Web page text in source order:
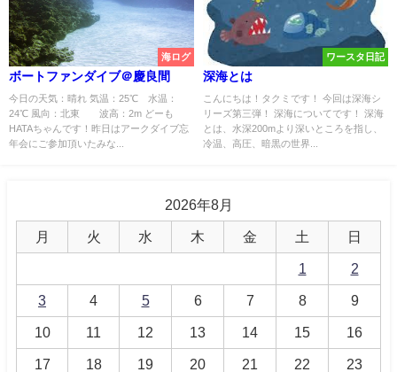
海ログ
ボートファンダイブ＠慶良間
今日の天気：晴れ 気温：25℃ 水温：
24℃ 風向：北東 波高：2m どーも
HATAちゃんです！昨日はアークダイブ忘
年会にご参加頂いたみな...
ワースタ日記
深海とは
こんにちは！タクミです！ 今回は深海シ
リーズ第三弾！ 深海についてです！ 深海
とは、水深200mより深いところを指し、
冷温、高圧、暗黒の世界...
2026年8月
月 火 水 木 金 土 日
1 2
3 4 5 6 7 8 9
10 11 12 13 14 15 16
17 18 19 20 21 22 23